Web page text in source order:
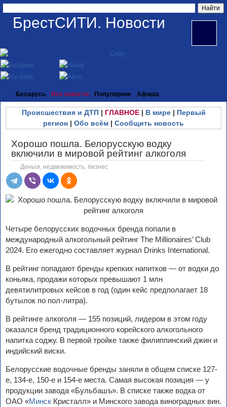
БрестСИТИ. Новости
Беларусь Все новости Популярное Афиша
Происшествия и ДТП| ГЛАВНОЕ| В мире| Первый
регион | Обо всём | Сообщить новость
Хорошо пошла. Белорусскую водку
включили в мировой рейтинг алкоголя
Деньги, недвижимость, бизнес
Четыре белорусских водочных бренда попали в
международный алкогольный рейтинг The Millionaires’ Club
2024. Его ежегодно составляет журнал Drinks International.
В рейтинг попадают бренды крепких напитков — от водки до
коньяка, продажи которых превышают 1 млн
девятилитровых кейсов в год (один кейс предполагает 18
бутылок по пол-литра).
В рейтинге алкоголя — 155 позиций, лидером в этом году
оказался бренд традиционного корейского алкогольного
напитка соджу. В первой тройке также филиппинский джин и
индийский виски.
Белорусские водочные бренды заняли в общем списке 127-
е, 134-е, 150-е и 154-е места. Самая высокая позиция — у
продукции завода «Бульбашъ». В списке также водка от
ОАО «Минск Кристалл» и Минского завода виноградных вин.